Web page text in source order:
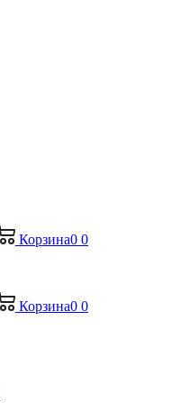
Корзина0 0
Корзина0 0